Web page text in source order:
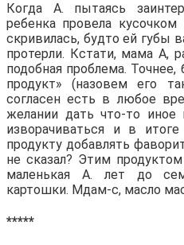
Когда А. пытаясь
ребенка провела
скривилась, будто ей губы
протерли. Кстати, мама А,
подобная проблема.
продукт» (назовем его
согласен есть в любое
желании дать что-то иное
изворачиваться и в
продукту добавлять
не сказал? Этим
маленькая А. лет до
картошки. Мдам-с, масло
*****